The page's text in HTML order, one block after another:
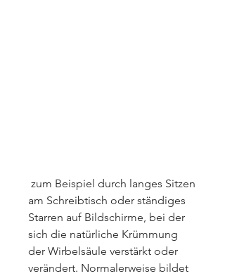
am Schreibtisch oder ständiges
Starren auf Bildschirme, bei der
sich die natürliche Krümmung
der Wirbelsäule verstärkt oder
verändert. Normalerweise bildet